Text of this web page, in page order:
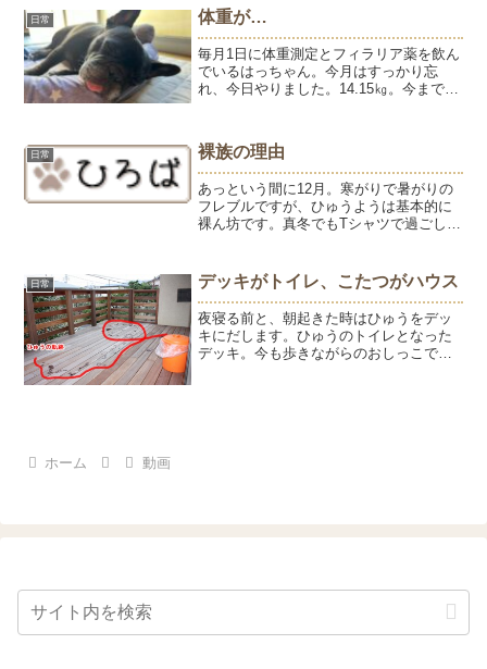
すがカメラを向けると止め...
日常 体重が…
毎月1日に体重測定とフィラリア薬を飲ん
でいるはっちゃん。今月はすっかり忘
れ、今日やりました。14.15㎏。今まで
思われます。ケーキはお誕生日当日に用
意しましたが、お...
日常 裸族の理由
あっという間に12月。寒がりで暑がりの
フレブルですが、ひゅうようは基本的に
裸ん坊です。真冬でもTシャツで過ごして
るととたんに甘えん坊になり抱っこをせ
がみコタツのスイッチ...
日常 デッキがトイレ、こたつがハウス
夜寝る前と、朝起きた時はひゅうをデッ
キにだします。ひゅうのトイレとなった
デッキ。今も歩きながらのおしっこで
ホーム 動画